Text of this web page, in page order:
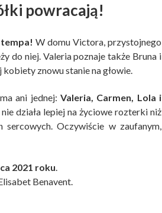
powracają!
W domu Victora, przystojnego
do niej. Valeria poznaje także Bruna i
kobiety znowu stanie na głowie.
ani jednej: Valeria, Carmen, Lola i
działa lepiej na życiowe rozterki niż
Oczywiście w zaufanym,
2021 roku.
Benavent.